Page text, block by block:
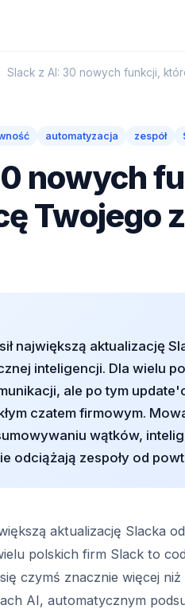
Slack z AI: 30 nowych funkcji,
automatyzacja zespół
nowych
Twojego
największą aktualizację
inteligencji. Dla wielu
ale po tym
czatem firmowym.
wątków,
odciążają zespoły od
aktualizację Slacka
polskich firm Slack to
czymś znacznie więcej
AI, automatycznym